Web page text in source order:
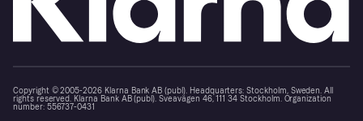
Copyright © 2005-2026 Klarna Bank AB (publ). Headquarters: Stockholm, Sweden. All
rights reserved. Klarna Bank AB (publ). Sveavägen 46, 111 34 Stockholm. Organization
number: 556737-0431